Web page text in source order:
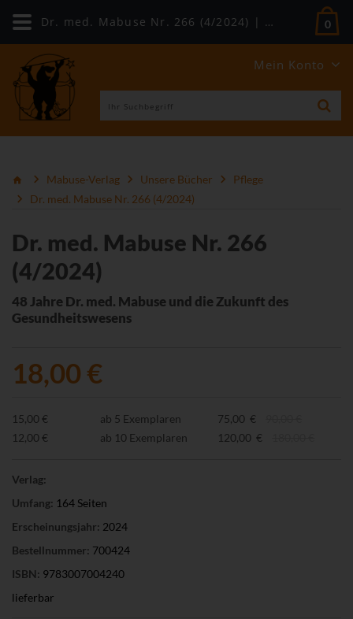
Mein Konto
0
Mabuse-Verlag Unsere Bücher
Pflege
Dr. med. Mabuse Nr. 266 (4/2024)
Dr. med. Mabuse Nr. 266
(4/2024)
48 Jahre Dr. med. Mabuse und die Zukunft des
Gesundheitswesens
18,00 €
15,00 € ab 5 Exemplaren 75,00 €
12,00 €
ab 10 Exemplaren 120,00 €
Verlag:
Umfang: 164 Seiten
Erscheinungsjahr: 2024
Bestellnummer: 700424
ISBN: 9783007004240
lieferbar
Dr. med. Mabuse Nr. 266 (4/2024) | Mabuse-Verlag